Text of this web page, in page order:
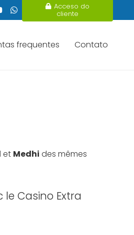
Acceso do
cliente
frequentes Contato
et Medhi des mêmes
Casino Extra